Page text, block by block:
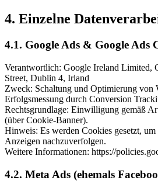
4. Einzelne
4.1. Google Ads & Google Ads
Verantwortlich: Google Ireland Limited,
Street, Dublin 4, Irland
Zweck: Schaltung und Optimierung von
Erfolgsmessung durch Conversion
Rechtsgrundlage: Einwilligung gemäß
(über Cookie-Banner).
Hinweis: Es werden Cookies gesetzt,
Anzeigen nachzuverfolgen.
Weitere Informationen: https://
4.2. Meta Ads (ehemals